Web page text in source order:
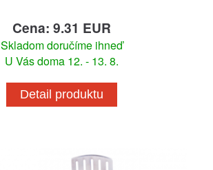
Cena: 9.31 EUR
Skladom doručíme ihneď
U Vás doma 12. - 13. 8.
Detail produktu